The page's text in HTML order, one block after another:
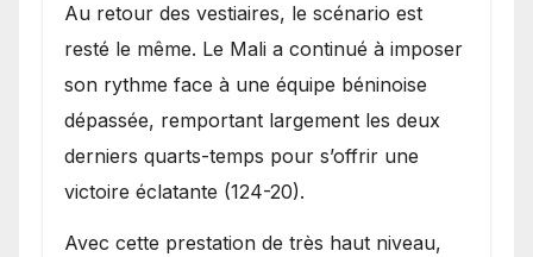
Au retour des vestiaires, le scénario est
resté le même. Le Mali a continué à imposer
son rythme face à une équipe béninoise
dépassée, remportant largement les deux
derniers quarts-temps pour s’offrir une
victoire éclatante (124-20).
Avec cette prestation de très haut niveau,